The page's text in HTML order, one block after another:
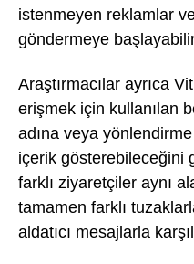
istenmeyen reklamlar ve
göndermeye
Araştırmacılar ayrıca
erişmek için kullanılan
adına veya
içerik gösterebileceğini
farklı ziyaretçiler aynı
tamamen farklı
aldatıcı mesajlarla